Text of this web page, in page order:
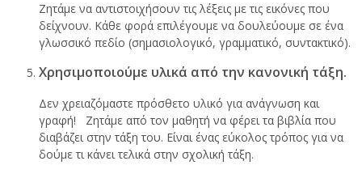
Ζητάμε να αντιστοιχήσουν τις λέξεις με τις εικόνες που
δείχνουν. Κάθε φορά επιλέγουμε να δουλεύουμε σε ένα
γλωσσικό πεδίο (σημασιολογικό, γραμματικό, συντακτικό).
Χρησιμοποιούμε υλικά από την κανονική τάξη.
Δεν χρειαζόμαστε πρόσθετο υλικό για ανάγνωση και
γραφή! Ζητάμε από τον μαθητή να φέρει τα βιβλία που
διαβάζει στην τάξη του. Είναι ένας εύκολος τρόπος για να
δούμε τι κάνει τελικά στην σχολική τάξη.